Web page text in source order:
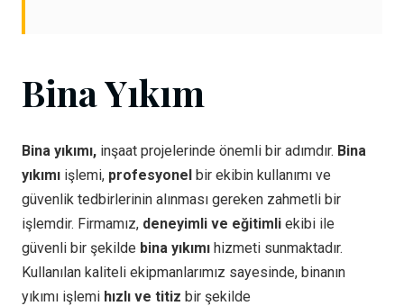
Bina Yıkım
Bina yıkımı, inşaat projelerinde önemli bir adımdır. Bina
yıkımı işlemi, profesyonel bir ekibin kullanımı ve
güvenlik tedbirlerinin alınması gereken zahmetli bir
işlemdir. Firmamız, deneyimli ve eğitimli ekibi ile
güvenli bir şekilde bina yıkımı hizmeti sunmaktadır.
Kullanılan kaliteli ekipmanlarımız sayesinde, binanın
yıkımı işlemi hızlı ve titiz bir şekilde